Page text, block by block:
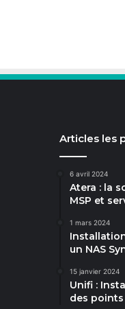
Articles les
6 avril 2024
Atera : la
MSP et
1 mars 2024
un NAS
15 janvier 2024
Unifi :
des points